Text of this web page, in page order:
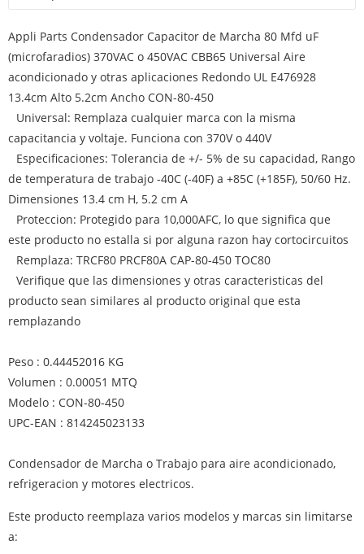
Appli Parts Condensador Capacitor de Marcha 80 Mfd uF
(microfaradios) 370VAC o 450VAC CBB65 Universal Aire
acondicionado y otras aplicaciones Redondo UL E476928
13.4cm Alto 5.2cm Ancho CON-80-450
Universal: Remplaza cualquier marca con la misma
capacitancia y voltaje. Funciona con 370V o 440V
Especificaciones: Tolerancia de +/- 5% de su capacidad, Rango
de temperatura de trabajo -40C (-40F) a +85C (+185F), 50/60 Hz.
Dimensiones 13.4 cm H, 5.2 cm A
Proteccion: Protegido para 10,000AFC, lo que significa que
este producto no estalla si por alguna razon hay cortocircuitos
Remplaza: TRCF80 PRCF80A CAP-80-450 TOC80
Verifique que las dimensiones y otras caracteristicas del
producto sean similares al producto original que esta
remplazando
Peso : 0.44452016 KG
Volumen : 0.00051 MTQ
Modelo : CON-80-450
UPC-EAN : 814245023133
Condensador de Marcha o Trabajo para aire acondicionado,
refrigeracion y motores electricos.
Este producto reemplaza varios modelos y marcas sin limitarse
a: